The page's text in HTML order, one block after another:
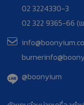
02 3224330-3
02 322 9365-66 (
@boonyium